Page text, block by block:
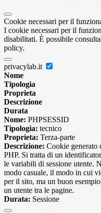
Cookie necessari per il
I cookie necessari per il
disabilitati. È possibile
policy.
privacylab.it
Nome
Tipologia
Proprieta
Descrizione
Durata
Nome: PHPSESSID
Tipologia: tecnico
Proprieta: Terza-parte
Descrizione: Cookie generato
PHP. Si tratta di un
le variabili di sessione utente.
modo casuale, il modo in cui
per il sito, ma un buon
un utente tra le pagine.
Durata: Sessione